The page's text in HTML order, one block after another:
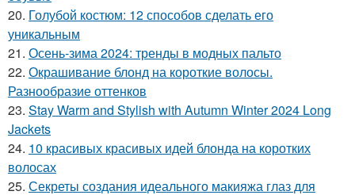
20. Голубой костюм: 12 способов сделать его
уникальным
21. Осень-зима 2024: тренды в модных пальто
22. Окрашивание блонд на короткие волосы.
Разнообразие оттенков
23. Stay Warm and Stylish with Autumn Winter 2024 Long
Jackets
24. 10 красивых красивых идей блонда на коротких
волосах
25. Секреты создания идеального макияжа глаз для